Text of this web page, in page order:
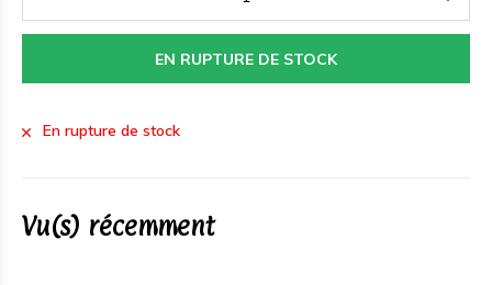
EN RUPTURE DE STOCK
En rupture de stock
Vu(s) récemment